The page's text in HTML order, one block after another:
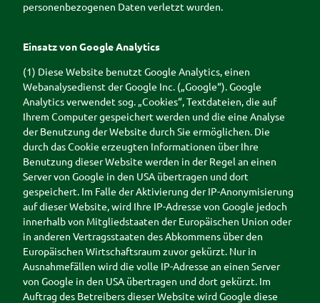
personenbezogenen Daten verletzt wurden.
Einsatz von Google Analytics
(1) Diese Website benutzt Google Analytics, einen
Webanalysedienst der Google Inc. („Google“). Google
Analytics verwendet sog. „Cookies“, Textdateien, die auf
Ihrem Computer gespeichert werden und die eine Analyse
der Benutzung der Website durch Sie ermöglichen. Die
durch das Cookie erzeugten Informationen über Ihre
Benutzung dieser Website werden in der Regel an einen
Server von Google in den USA übertragen und dort
gespeichert. Im Falle der Aktivierung der IP-Anonymisierung
auf dieser Website, wird Ihre IP-Adresse von Google jedoch
innerhalb von Mitgliedstaaten der Europäischen Union oder
in anderen Vertragsstaaten des Abkommens über den
Europäischen Wirtschaftsraum zuvor gekürzt. Nur in
Ausnahmefällen wird die volle IP-Adresse an einen Server
von Google in den USA übertragen und dort gekürzt. Im
Auftrag des Betreibers dieser Website wird Google diese